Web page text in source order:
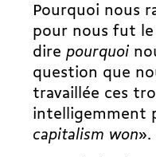
Pourquoi nous
pour nous fut le
dire pourquoi
question que
travaillée ces
intelligemment
capitalism won».